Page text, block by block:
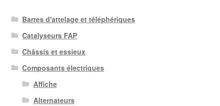
Barres d'attelage et téléphériques
Catalyseurs FAP
Châssis et essieux
Composants électriques
Affiche
Alternateurs